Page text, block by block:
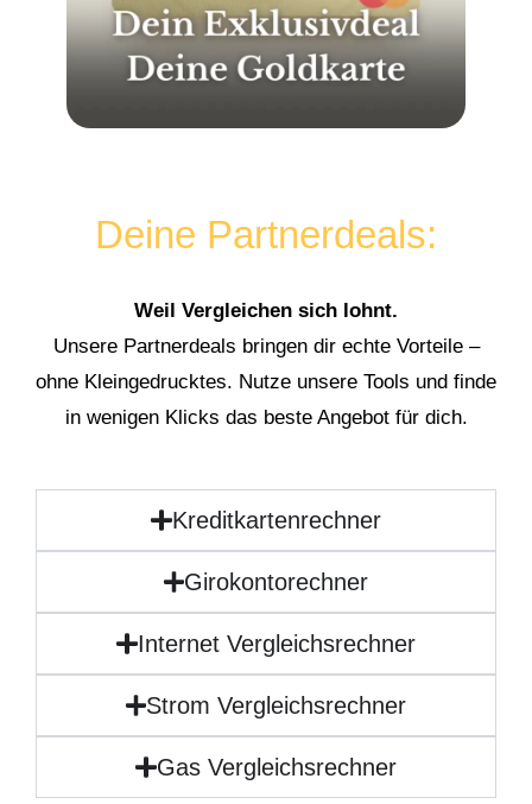
Deine Partnerdeals:
Weil Vergleichen sich lohnt.
Unsere Partnerdeals bringen dir echte Vorteile –
ohne Kleingedrucktes. Nutze unsere Tools und finde
in wenigen Klicks das beste Angebot für dich.
Kreditkartenrechner
Girokontorechner
Internet Vergleichsrechner
Strom Vergleichsrechner
Gas Vergleichsrechner